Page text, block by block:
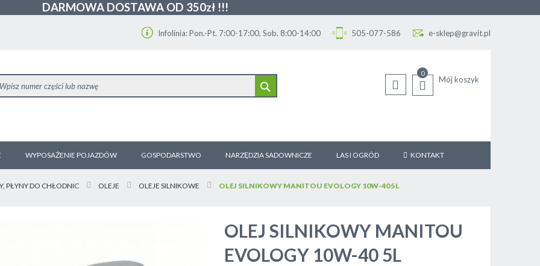
DARMOWA DOSTAWA OD 350zł !!!
Infolinia: Pon.-Pt. 7:00-17:00, Sob. 8:00-14:00 505-077-586 e-sklep@gravit.pl
Mój koszyk
0
WYPOSAŻENIE POJAZDÓW GOSPODARSTWO NARZĘDZIA SADOWNICZE LAS I OGRÓD KONTAKT
PŁYNY DO CHŁODNIC OLEJE OLEJE SILNIKOWE OLEJ SILNIKOWY MANITOU EVOLOGY 10W-40 5L
OLEJ SILNIKOWY MANITOU
EVOLOGY 10W-40 5L